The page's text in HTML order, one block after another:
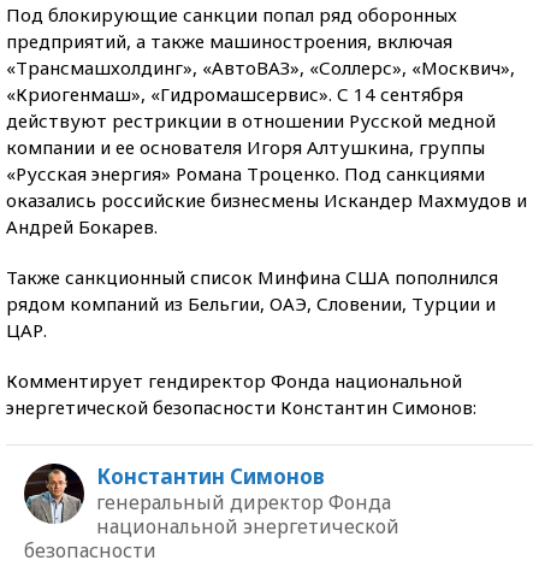
Под блокирующие санкции попал ряд оборонных
предприятий, а также машиностроения, включая
«Трансмашхолдинг», «АвтоВАЗ», «Соллерс», «Москвич»,
«Криогенмаш», «Гидромашсервис». С 14 сентября
действуют рестрикции в отношении Русской медной
компании и ее основателя Игоря Алтушкина, группы
«Русская энергия» Романа Троценко. Под санкциями
оказались российские бизнесмены Искандер Махмудов и
Андрей Бокарев.
Также санкционный список Минфина США пополнился
рядом компаний из Бельгии, ОАЭ, Словении, Турции и
ЦАР.
Комментирует гендиректор Фонда национальной
энергетической безопасности Константин Симонов:
Константин Симонов
генеральный директор Фонда
национальной энергетической
безопасности